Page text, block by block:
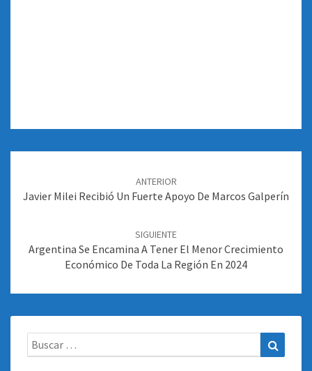
entradas
ANTERIOR
Javier Milei Recibió Un Fuerte Apoyo De Marcos Galperín
SIGUIENTE
Argentina Se Encamina A Tener El Menor Crecimiento
Económico De Toda La Región En 2024
Buscar: